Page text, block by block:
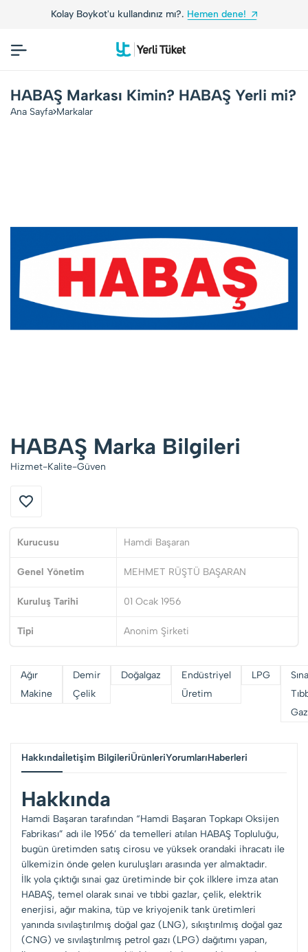
kullandınız mı?.Hemen dene! Yerli
HABAŞ Markası Kimin? HABAŞ Yerli mi?
Ana Sayfa Markalar
HABAŞ Marka Bilgileri
Hizmet-Kalite-Güven
Kurucusu Hamdi Başaran
Genel Yönetim MEHMET RÜŞTÜ BAŞARAN
Kuruluş Tarihi 01 Ocak 1956
Tipi Anonim Şirketi
Ağır
Makine
Demir
Çelik
Doğalgaz
Endüstriyel
Üretim
LPG
Hakkındaİletişim BilgileriÜrünleriYorumlarıHaberleri
Hakkında
Hamdi Başaran tarafından “Hamdi Başaran Topkapı Oksijen
Fabrikası” adı ile 1956’ da temelleri atılan HABAŞ Topluluğu,
bugün üretimden satış cirosu ve yüksek orandaki ihracatı ile
ülkemizin önde gelen kuruluşları arasında yer almaktadır.
İlk yola çıktığı sınai gaz üretiminde bir çok ilklere imza atan
HABAŞ, temel olarak sınai ve tıbbi gazlar, çelik, elektrik
enerjisi, ağır makina, tüp ve kriyojenik tank üretimleri
yanında sıvılaştırılmış doğal gaz (LNG), sıkıştırılmış doğal gaz
(CNG) ve sıvılaştırılmış petrol gazı (LPG) dağıtımı yapan,